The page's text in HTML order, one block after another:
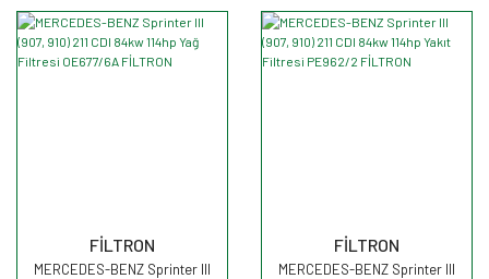
FİLTRON
MERCEDES-BENZ Sprinter III
FİLTRON
MERCEDES-BENZ Sprinter III